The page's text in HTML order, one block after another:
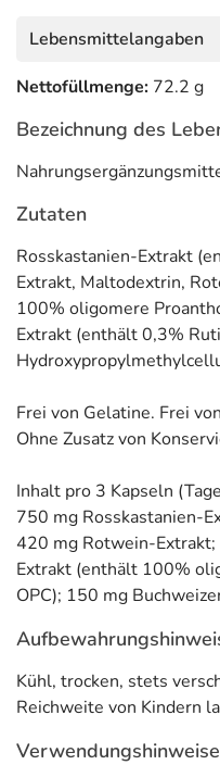
Lebensmittelangaben
Nettofüllmenge: 72.2 g
Bezeichnung des
Zutaten
Rosskastanien-Extrakt
Extrakt, Maltodextrin,
100% oligomere
Extrakt (enthält 0,3%
Frei von Gelatine. Frei
Ohne Zusatz von
Inhalt pro 3 Kapseln
750 mg Rosskastanien-
420 mg Rotwein-
Extrakt (enthält 100%
OPC); 150 mg
Kühl, trocken, stets
Reichweite von Kindern
Verwendungshinweise